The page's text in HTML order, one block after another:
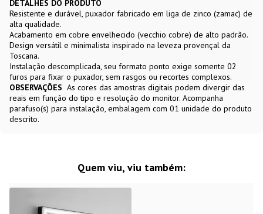
DETALHES DO PRODUTO
Resistente e durável, puxador fabricado em liga de zinco (zamac) de
alta qualidade.
Acabamento em cobre envelhecido (vecchio cobre) de alto padrão.
Design versátil e minimalista inspirado na leveza provençal da
Toscana.
Instalação descomplicada, seu formato ponto exige somente 02
furos para fixar o puxador, sem rasgos ou recortes complexos.
OBSERVAÇÕES As cores das amostras digitais podem divergir das
reais em função do tipo e resolução do monitor. Acompanha
parafuso(s) para instalação, embalagem com 01 unidade do produto
descrito.
Quem viu, viu também: